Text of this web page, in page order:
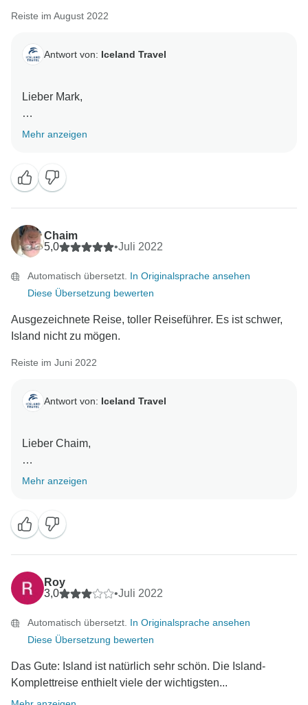
Reiste im August 2022
Antwort von: Iceland Travel
Lieber Mark,
vielen Dank für Ihre tolle Bewertung, wir wissen das
Ich wünsche Ihnen einen schönen Tag,
Mehr anzeigen
Chaim
5,0
•Juli 2022
Automatisch übersetzt. In Originalsprache ansehen
Diese Übersetzung bewerten
Ausgezeichnete Reise, toller Reiseführer. Es ist schwer,
Island nicht zu mögen.
Reiste im Juni 2022
Antwort von: Iceland Travel
Lieber Chaim,
Vielen Dank für Ihre Bewertung unserer Island
Wir hoffen, Sie eines Tages wieder begrüßen zu
dürfen!
Mit freundlichen Grüßen aus Reykjavík,
Mehr anzeigen
Roy
3,0
•Juli 2022
Automatisch übersetzt. In Originalsprache ansehen
Diese Übersetzung bewerten
Das Gute: Island ist natürlich sehr schön. Die Island-
Komplettreise enthielt viele der wichtigsten...